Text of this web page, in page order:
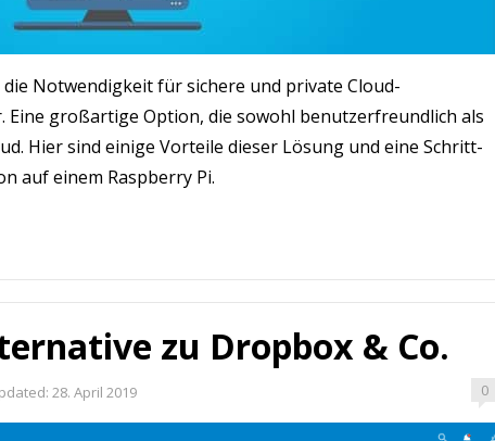
Notwendigkeit für sichere und private Cloud-
Eine großartige Option, die sowohl benutzerfreundlich als
Hier sind einige Vorteile dieser Lösung und eine Schritt-
auf einem Raspberry Pi.
zu Dropbox & Co.
28. April 2019 0